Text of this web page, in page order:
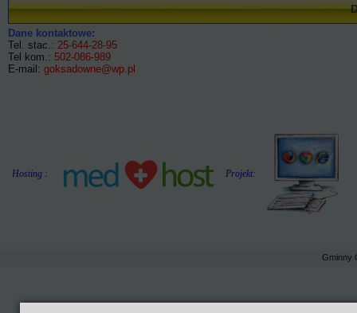
Dane kontaktowe:
Tel. stac.: 25-644-28-95
Tel kom.: 502-086-989
E-mail: goksadowne@wp.pl
Hosting : Projekt:
Gminny